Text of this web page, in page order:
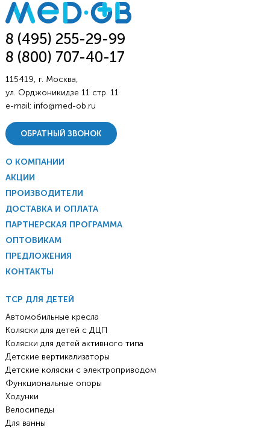
8 (495) 255-29-99
8 (800) 707-40-17
115419, г. Москва,
ул. Орджоникидзе 11 стр. 11
e-mail: info@med-ob.ru
ОБРАТНЫЙ ЗВОНОК
О КОМПАНИИ
АКЦИИ
ПРОИЗВОДИТЕЛИ
ДОСТАВКА И ОПЛАТА
ПАРТНЕРСКАЯ ПРОГРАММА
ОПТОВИКАМ
ПРЕДЛОЖЕНИЯ
КОНТАКТЫ
ТСР ДЛЯ ДЕТЕЙ
Автомобильные кресла
Коляски для детей с ДЦП
Коляски для детей активного типа
Детские вертикализаторы
Детские коляски с электроприводом
Функциональные опоры
Ходунки
Велосипеды
Для ванны